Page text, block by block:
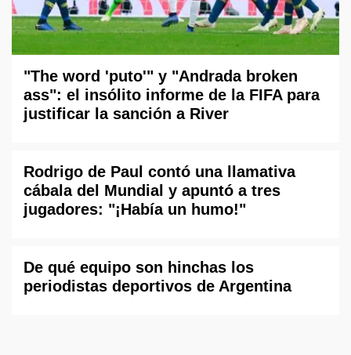
"The word 'puto'" y "Andrada broken
ass": el insólito informe de la FIFA para
justificar la sanción a River
Rodrigo de Paul contó una llamativa
cábala del Mundial y apuntó a tres
jugadores: "¡Había un humo!"
De qué equipo son hinchas los
periodistas deportivos de Argentina